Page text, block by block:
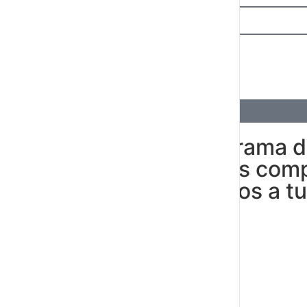
Conoce el
de Gatea, el más
te lo mandaremos a